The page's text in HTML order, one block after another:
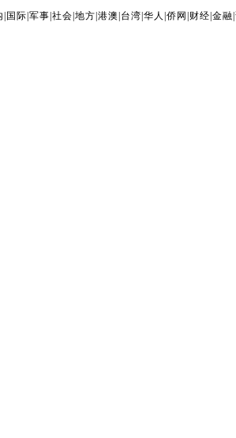
国际 |军事 |社会 |地方 |港澳 台湾 |华人 |侨网 财经 |金融 |